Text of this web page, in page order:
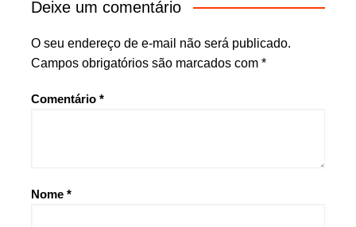
Deixe um comentário
O seu endereço de e-mail não será publicado.
Campos obrigatórios são marcados com *
Comentário *
Nome *